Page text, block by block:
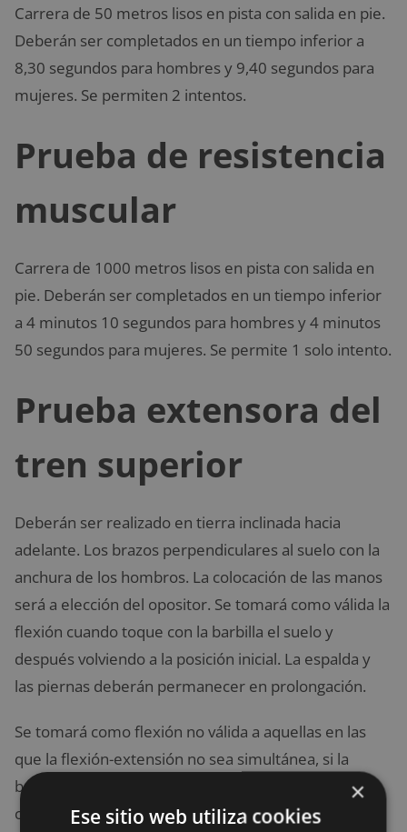
Carrera de 50 metros lisos en pista con salida en pie.
Deberán ser completados en un tiempo inferior a
8,30 segundos para hombres y 9,40 segundos para
mujeres. Se permiten 2 intentos.
Prueba de resistencia
muscular
Carrera de 1000 metros lisos en pista con salida en
pie. Deberán ser completados en un tiempo inferior
a 4 minutos 10 segundos para hombres y 4 minutos
50 segundos para mujeres. Se permite 1 solo intento.
Prueba extensora del
tren superior
Deberán ser realizado en tierra inclinada hacia
adelante. Los brazos perpendiculares al suelo con la
anchura de los hombros. La colocación de las manos
será a elección del opositor. Se tomará como válida la
flexión cuando toque con la barbilla el suelo y
después volviendo a la posición inicial. La espalda y
las piernas deberán permanecer en prolongación.
Se tomará como flexión no válida a aquellas en las
que la flexión-extensión no sea simultánea, si la
barbilla no toca el suelo, si alguno otra parte del
cuerpo que no sea la barbilla, las manos o los pies
×
Ese sitio web utiliza cookies